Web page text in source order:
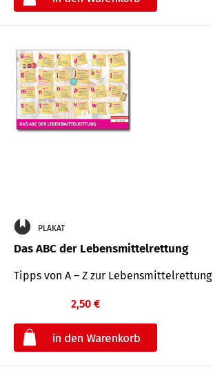
PLAKAT
Das ABC der Lebensmittelrettung
Tipps von A – Z zur Lebensmittelrettung
2,50 €